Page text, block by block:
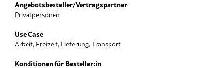
Angebotsbesteller/Vertragspartner
Privatpersonen
Use Case
Arbeit, Freizeit, Lieferung, Transport
Konditionen für Besteller:in